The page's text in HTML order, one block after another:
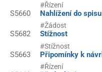
#Řízení
S5660 Nahlížení do spisu
#Žádost
S5682 Stížnost
#Stížnost
S5663 Připomínky k
#Řízení